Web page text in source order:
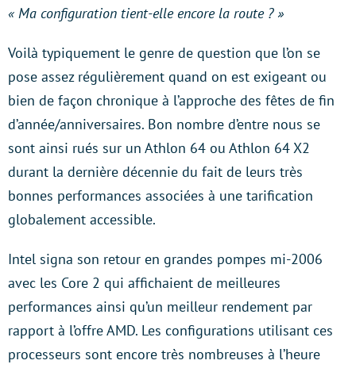
« Ma configuration tient-elle encore la route ? »
Voilà typiquement le genre de question que l’on se
pose assez régulièrement quand on est exigeant ou
bien de façon chronique à l’approche des fêtes de fin
d’année/anniversaires. Bon nombre d’entre nous se
sont ainsi rués sur un Athlon 64 ou Athlon 64 X2
durant la dernière décennie du fait de leurs très
bonnes performances associées à une tarification
globalement accessible.
Intel signa son retour en grandes pompes mi-2006
avec les Core 2 qui affichaient de meilleures
performances ainsi qu’un meilleur rendement par
rapport à l’offre AMD. Les configurations utilisant ces
processeurs sont encore très nombreuses à l’heure